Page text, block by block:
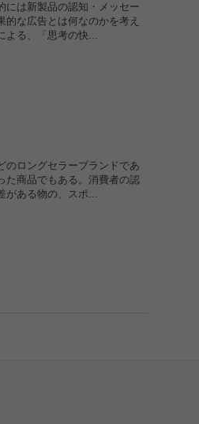
には新製品の認知・メッセー
な広告とは何なのかを考え
よる、「思考の快...
のロングセラーブランドであ
た商品でもある。消費者の認
がある物の、スポ...